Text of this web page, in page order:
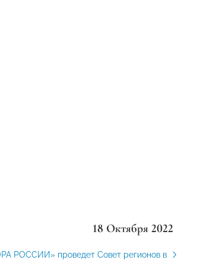
18 Октября 2022
РОССИИ» проведет Совет регионов в